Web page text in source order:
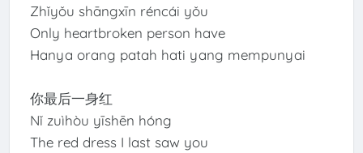
Zhǐyǒu shāngxīn réncái yǒu
Only heartbroken person have
Hanya orang patah hati yang mempunyai
你最后一身红
Nǐ zuìhòu yīshēn hóng
The red dress I last saw you